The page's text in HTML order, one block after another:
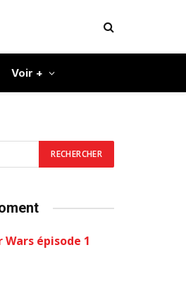
Voir +
épisode 1